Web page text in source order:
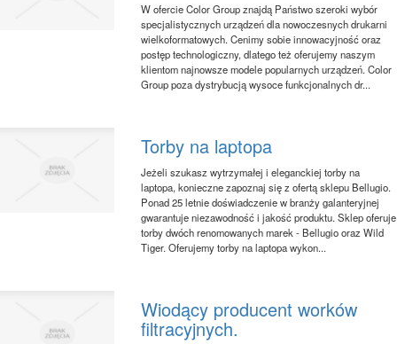
W ofercie Color Group znajdą Państwo szeroki wybór
specjalistycznych urządzeń dla nowoczesnych drukarni
wielkoformatowych. Cenimy sobie innowacyjność oraz
postęp technologiczny, dlatego też oferujemy naszym
klientom najnowsze modele popularnych urządzeń. Color
Group poza dystrybucją wysoce funkcjonalnych dr...
Torby na laptopa
Jeżeli szukasz wytrzymałej i eleganckiej torby na
laptopa, konieczne zapoznaj się z ofertą sklepu Bellugio.
Ponad 25 letnie doświadczenie w branży galanteryjnej
gwarantuje niezawodność i jakość produktu. Sklep oferuje
torby dwóch renomowanych marek - Bellugio oraz Wild
Tiger. Oferujemy torby na laptopa wykon...
Wiodący producent worków
filtracyjnych.